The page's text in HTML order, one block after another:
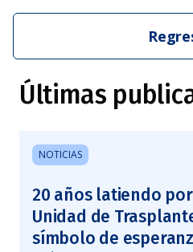
Últimas
NOTICIAS
20 años latiendo
Unidad de
símbolo de